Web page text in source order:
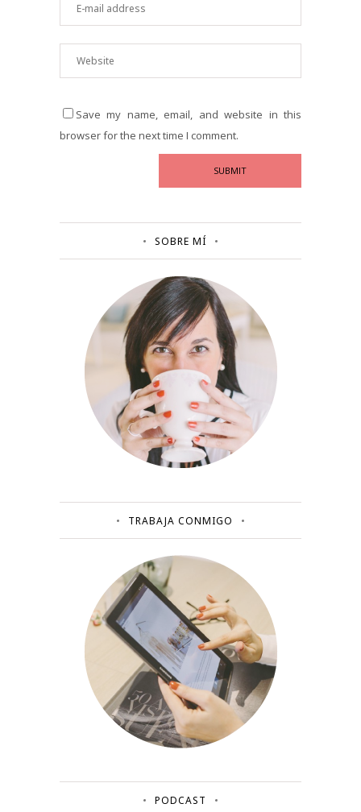
Save my name, email, and website in this
browser for the next time I comment.
SOBRE MÍ
TRABAJA CONMIGO
PODCAST